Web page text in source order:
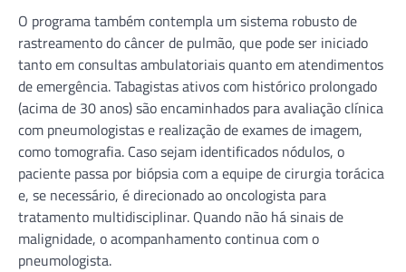
O programa também contempla um sistema robusto de
rastreamento do câncer de pulmão, que pode ser iniciado
tanto em consultas ambulatoriais quanto em atendimentos
de emergência. Tabagistas ativos com histórico prolongado
(acima de 30 anos) são encaminhados para avaliação clínica
com pneumologistas e realização de exames de imagem,
como tomografia. Caso sejam identificados nódulos, o
paciente passa por biópsia com a equipe de cirurgia torácica
e, se necessário, é direcionado ao oncologista para
tratamento multidisciplinar. Quando não há sinais de
malignidade, o acompanhamento continua com o
pneumologista.